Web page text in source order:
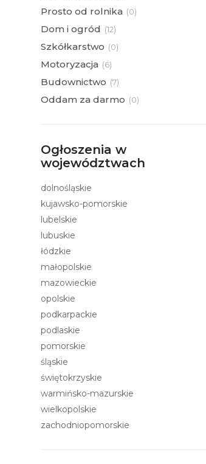
Prosto od rolnika (0)
Dom i ogród (12)
Szkółkarstwo (0)
Motoryzacja (6)
Budownictwo (7)
Oddam za darmo (0)
Ogłoszenia w
województwach
dolnośląskie
kujawsko-pomorskie
lubelskie
lubuskie
łódzkie
małopolskie
mazowieckie
opolskie
podkarpackie
podlaskie
pomorskie
śląskie
świętokrzyskie
warmińsko-mazurskie
wielkopolskie
zachodniopomorskie